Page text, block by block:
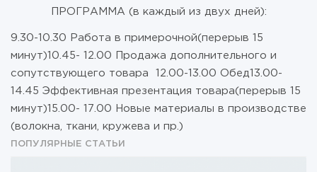
ПРОГРАММА (в каждый из двух дней):
9.30-10.30 Работа в примерочной(перерыв 15
минут)10.45- 12.00 Продажа дополнительного и
сопутствующего товара 12.00-13.00 Обед13.00-
14.45 Эффективная презентация товара(перерыв 15
минут)15.00- 17.00 Новые материалы в производстве
(волокна, ткани, кружева и пр.)
ПОПУЛЯРНЫЕ СТАТЬИ